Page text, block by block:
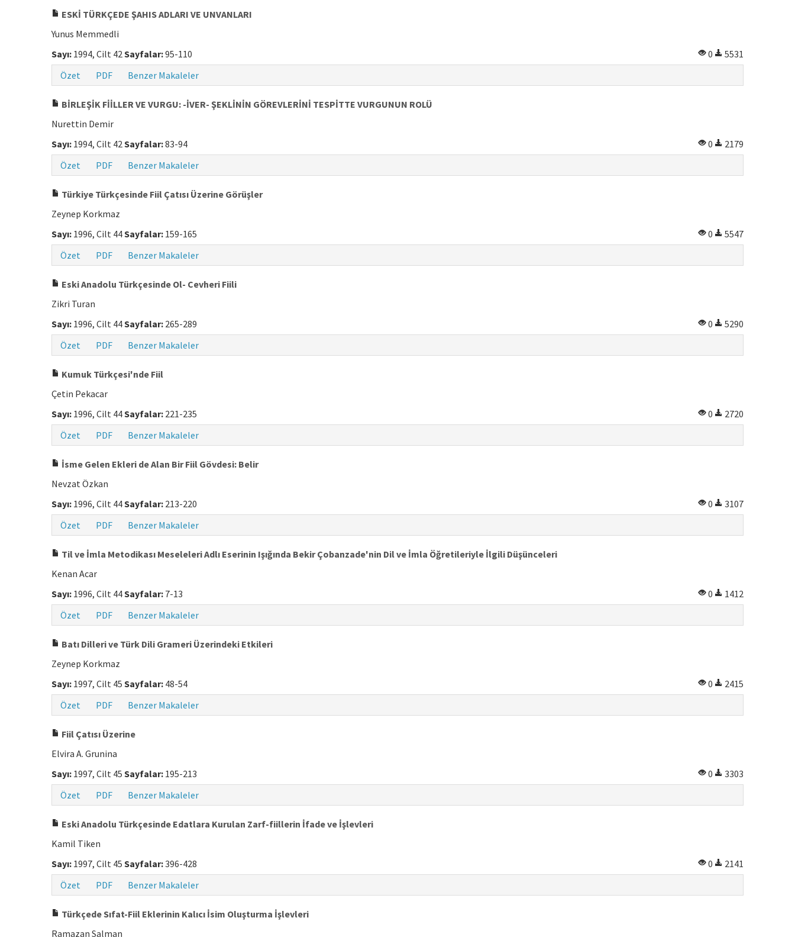
ESKİ TÜRKÇEDE ŞAHIS ADLARI VE UNVANLARI
Yunus Memmedli
Sayı: 1994, Cilt 42Sayfalar:95-110 0
5531
Özet
PDF Benzer Makaleler
BİRLEŞİK FİİLLER VE VURGU: -İVER- ŞEKLİNİN GÖREVLERİNİ TESPİTTE VURGUNUN ROLÜ
Nurettin Demir
Sayı: 1994, Cilt 42Sayfalar:83-94 0
2179
Özet
PDF Benzer Makaleler
Türkiye Türkçesinde Fiil Çatısı Üzerine Görüşler
Zeynep Korkmaz
Sayı: 1996, Cilt 44Sayfalar: 159-165 0
5547
Özet
PDF Benzer Makaleler
Eski Anadolu Türkçesinde Ol- Cevheri Fiili
Zikri Turan
Sayı: 1996, Cilt 44Sayfalar: 265-289 0
5290
Özet
PDF Benzer Makaleler
Kumuk Türkçesi'nde Fiil
Çetin Pekacar
Sayı: 1996, Cilt 44Sayfalar: 221-235 0
2720
Özet
PDF Benzer Makaleler
İsme Gelen Ekleri de Alan Bir Fiil Gövdesi: Belir
Nevzat Özkan
Sayı: 1996, Cilt 44Sayfalar: 213-220 0
3107
Özet
PDF Benzer Makaleler
Til ve İmla Metodikası Meseleleri Adlı Eserinin Işığında Bekir Çobanzade'nin Dil ve İmla Öğretileriyle İlgili Düşünceleri
Kenan Acar
Sayı: 1996, Cilt 44Sayfalar: 7-13 0
1412
Özet
PDF Benzer Makaleler
Batı Dilleri ve Türk Dili Grameri Üzerindeki Etkileri
Zeynep Korkmaz
Sayı: 1997, Cilt 45 Sayfalar: 48-54 0
2415
Özet
PDF Benzer Makaleler
Fiil Çatısı Üzerine
Elvira A. Grunina
Sayı: 1997, Cilt 45 Sayfalar: 195-213 0
3303
Özet
PDF Benzer Makaleler
Eski Anadolu Türkçesinde Edatlara Kurulan Zarf-fiillerin İfade ve İşlevleri
Kamil Tiken
Sayı: 1997, Cilt 45 Sayfalar:396-428 0
2141
Özet
PDF Benzer Makaleler
Türkçede Sıfat-Fiil Eklerinin Kalıcı İsim Oluşturma İşlevleri
Ramazan Salman